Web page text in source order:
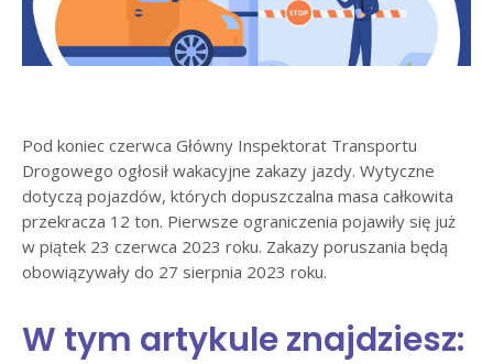
Pod koniec czerwca Główny Inspektorat Transportu
Drogowego ogłosił wakacyjne zakazy jazdy. Wytyczne
dotyczą pojazdów, których dopuszczalna masa całkowita
przekracza 12 ton. Pierwsze ograniczenia pojawiły się już
w piątek 23 czerwca 2023 roku. Zakazy poruszania będą
obowiązywały do 27 sierpnia 2023 roku.
W tym artykule znajdziesz: